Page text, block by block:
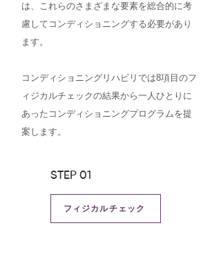
は、これらのさまざまな要素を総合的に考
慮してコンディショニングする必要があり
ます。
コンディショニングリハビリでは8項目のフ
ィジカルチェックの結果から一人ひとりに
あったコンディショニングプログラムを提
案します。
STEP 01
フィジカルチェック